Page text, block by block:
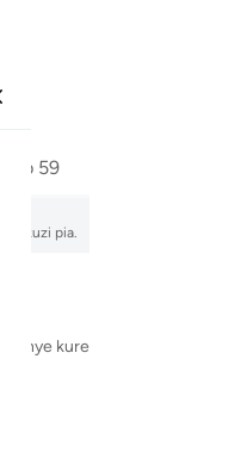
Hizb 59
pia.
kurehemu